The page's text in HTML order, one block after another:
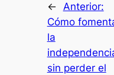
← Anterior:
Cómo
la
sin perder el